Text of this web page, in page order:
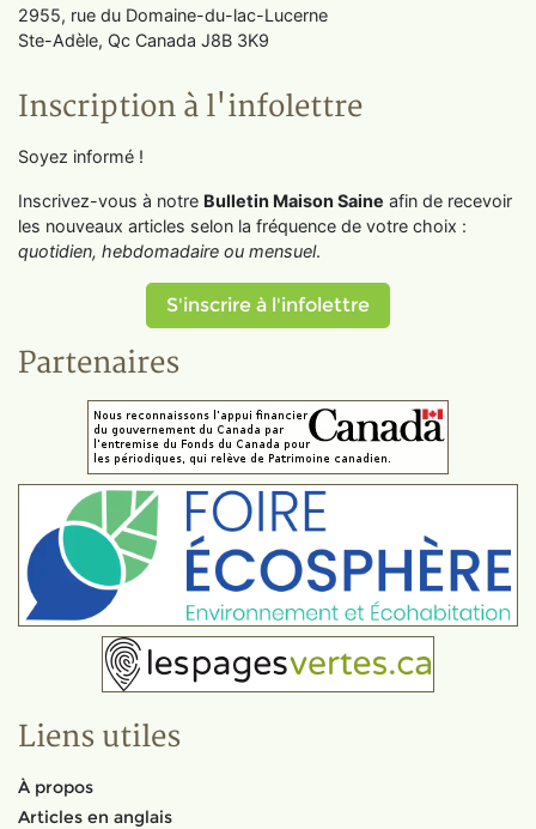
2955, rue du Domaine-du-lac-Lucerne
Ste-Adèle, Qc Canada J8B 3K9
Inscription à l'infolettre
Soyez informé !
Inscrivez-vous à notre Bulletin Maison Saine afin de recevoir
les nouveaux articles selon la fréquence de votre choix :
quotidien, hebdomadaire ou mensuel.
S'inscrire à l'infolettre
Partenaires
Liens utiles
À propos
Articles en anglais